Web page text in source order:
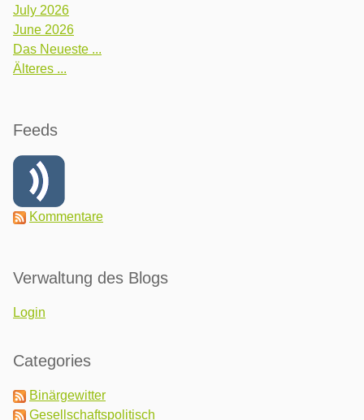
July 2026
June 2026
Das Neueste ...
Älteres ...
Feeds
Kommentare
Verwaltung des Blogs
Login
Categories
Binärgewitter
Gesellschaftspolitisch